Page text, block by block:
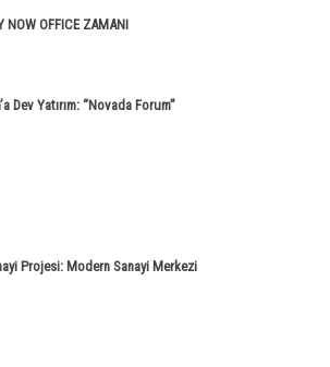
NOW OFFICE ZAMANI
Dev Yatırım: “Novada Forum”
Projesi: Modern Sanayi Merkezi